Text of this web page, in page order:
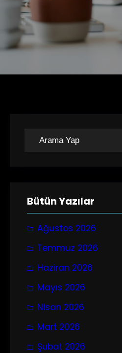
Bütün Yazılar
Ağustos 2026
Temmuz 2026
Haziran 2026
Mayıs 2026
Nisan 2026
Mart 2026
Şubat 2026